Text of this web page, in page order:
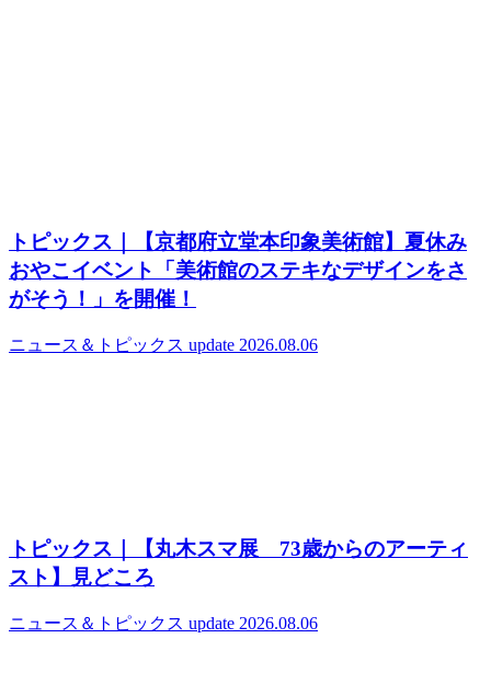
トピックス｜【京都府立堂本印象美術館】夏休み
おやこイベント「美術館のステキなデザインをさ
がそう！」を開催！
ニュース＆トピックス update 2026.08.06
トピックス｜【丸木スマ展 73歳からのアーティ
スト】見どころ
ニュース＆トピックス update 2026.08.06